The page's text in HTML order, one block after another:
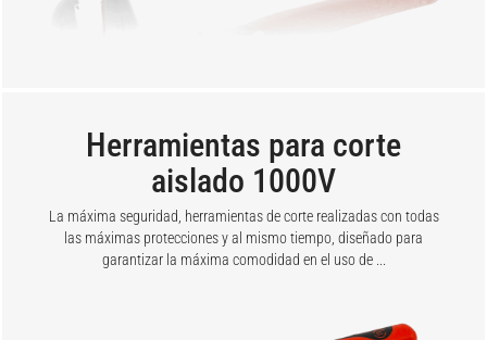
Herramientas para corte
aislado 1000V
La máxima seguridad, herramientas de corte realizadas con todas
las máximas protecciones y al mismo tiempo, diseñado para
garantizar la máxima comodidad en el uso de ...